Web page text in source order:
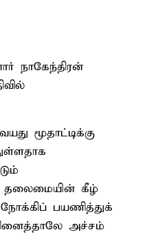
நாகேந்திரன்
மூதாட்டிக்கு
தலைமையின் கீழ்
பயணித்துக்
அச்சம்